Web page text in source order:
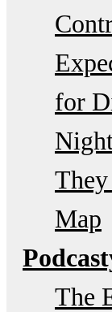
for
Map
The